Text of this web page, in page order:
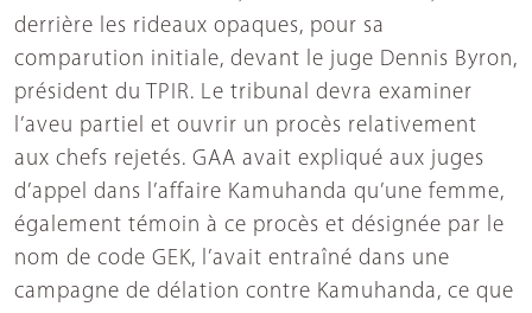
derrière les rideaux opaques, pour sa
comparution initiale, devant le juge Dennis Byron,
président du TPIR. Le tribunal devra examiner
l’aveu partiel et ouvrir un procès relativement
aux chefs rejetés. GAA avait expliqué aux juges
d’appel dans l’affaire Kamuhanda qu’une femme,
également témoin à ce procès et désignée par le
nom de code GEK, l’avait entraîné dans une
campagne de délation contre Kamuhanda, ce que